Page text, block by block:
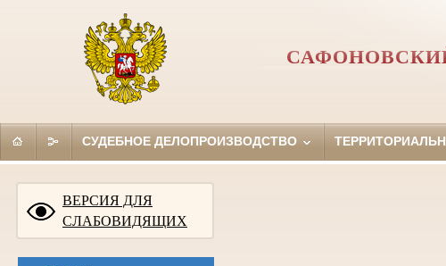
СУДЕБНОЕ ДЕЛОПРОИЗВОДСТВО
ВЕРСИЯ ДЛЯ
СЛАБОВИДЯЩИХ